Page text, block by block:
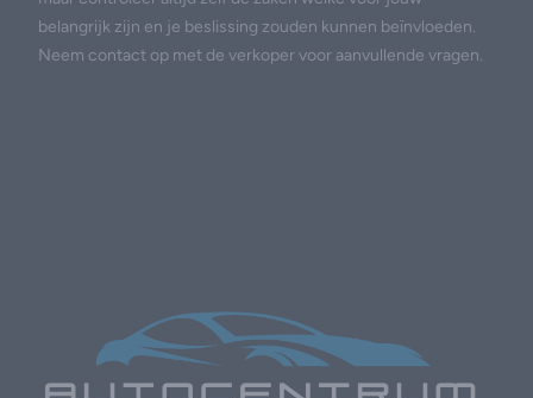
belangrijk zijn en je beslissing zouden kunnen beïnvloeden.
Neem contact op met de verkoper voor aanvullende vragen.